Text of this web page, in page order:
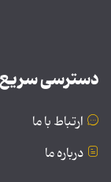
دسترسی سریع
ارتباط با ما
درباره ما